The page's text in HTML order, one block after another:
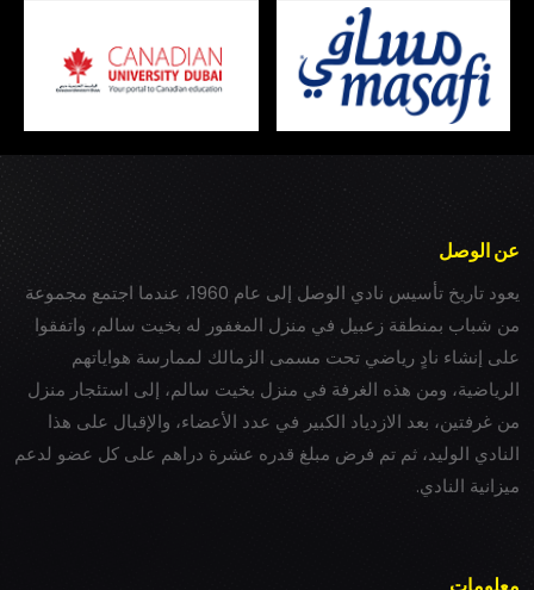
عن الوصل
يعود تاريخ تأسيس نادي الوصل إلى عام 1960، عندما اجتمع مجموعة
من شباب بمنطقة زعبيل في منزل المغفور له بخيت سالم، واتفقوا
على إنشاء نادٍ رياضي تحت مسمى الزمالك لممارسة هواياتهم
الرياضية، ومن هذه الغرفة في منزل بخيت سالم، إلى استئجار منزل
من غرفتين، بعد الازدياد الكبير في عدد الأعضاء، والإقبال على هذا
النادي الوليد، ثم تم فرض مبلغ قدره عشرة دراهم على كل عضو لدعم
ميزانية النادي.